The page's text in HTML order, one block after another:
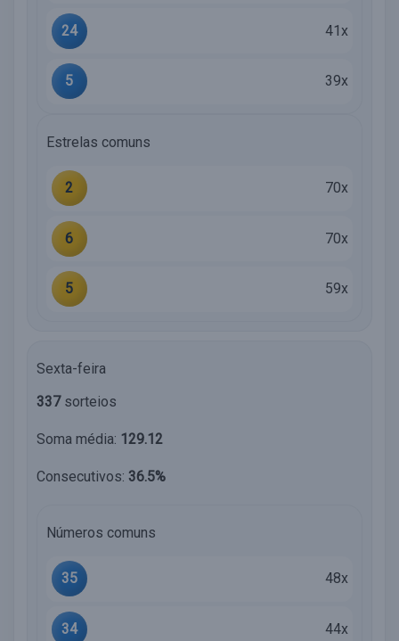
24 41x
5 39x
Estrelas comuns
2 70x
6 70x
5 59x
Sexta-feira
337sorteios
Soma média: 129.12
Consecutivos: 36.5%
Números comuns
35 48x
34 44x